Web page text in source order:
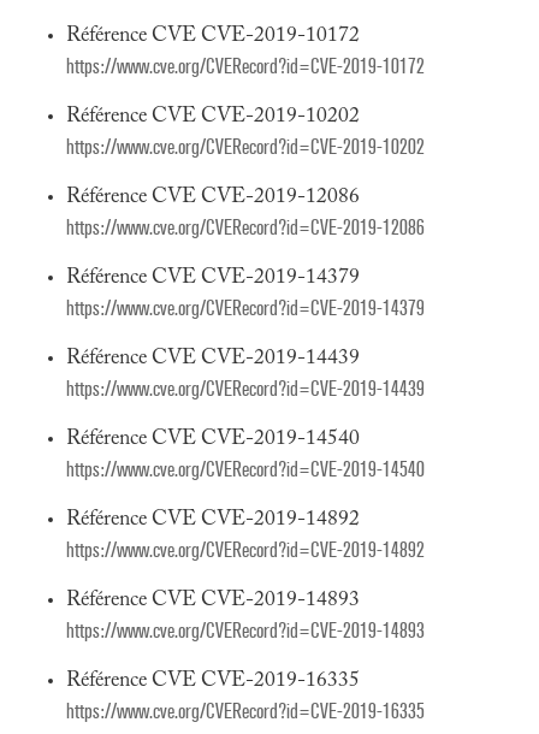
Référence CVE CVE-2019-10172
https://www.cve.org/CVERecord?id=CVE-2019-10172
Référence CVE CVE-2019-10202
https://www.cve.org/CVERecord?id=CVE-2019-10202
Référence CVE CVE-2019-12086
https://www.cve.org/CVERecord?id=CVE-2019-12086
Référence CVE CVE-2019-14379
https://www.cve.org/CVERecord?id=CVE-2019-14379
Référence CVE CVE-2019-14439
https://www.cve.org/CVERecord?id=CVE-2019-14439
Référence CVE CVE-2019-14540
https://www.cve.org/CVERecord?id=CVE-2019-14540
Référence CVE CVE-2019-14892
https://www.cve.org/CVERecord?id=CVE-2019-14892
Référence CVE CVE-2019-14893
https://www.cve.org/CVERecord?id=CVE-2019-14893
Référence CVE CVE-2019-16335
https://www.cve.org/CVERecord?id=CVE-2019-16335